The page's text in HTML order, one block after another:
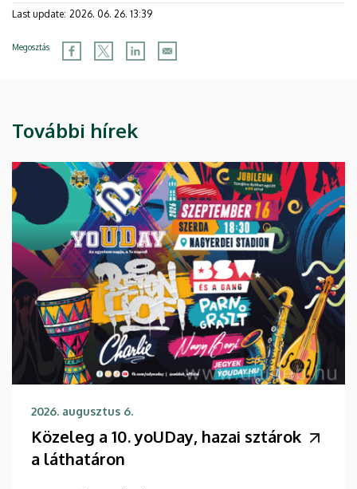
Last update: 2026. 06. 26. 13:39
Megosztás
További hírek
2026. augusztus 6.
Közeleg a 10. yoUDay, hazai sztárok
a láthatáron